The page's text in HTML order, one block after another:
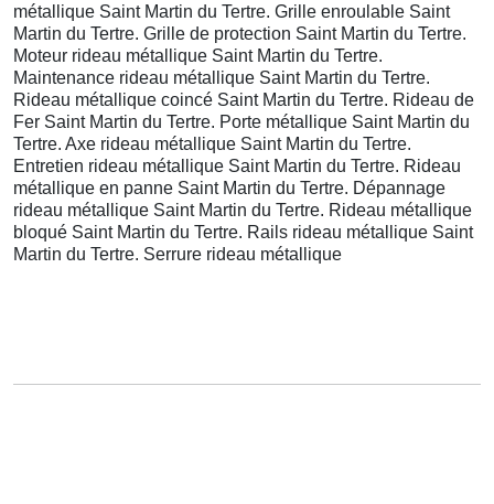
métallique Saint Martin du Tertre. Grille enroulable Saint
Martin du Tertre. Grille de protection Saint Martin du Tertre.
Moteur rideau métallique Saint Martin du Tertre.
Maintenance rideau métallique Saint Martin du Tertre.
Rideau métallique coincé Saint Martin du Tertre. Rideau de
Fer Saint Martin du Tertre. Porte métallique Saint Martin du
Tertre. Axe rideau métallique Saint Martin du Tertre.
Entretien rideau métallique Saint Martin du Tertre. Rideau
métallique en panne Saint Martin du Tertre. Dépannage
rideau métallique Saint Martin du Tertre. Rideau métallique
bloqué Saint Martin du Tertre. Rails rideau métallique Saint
Martin du Tertre. Serrure rideau métallique